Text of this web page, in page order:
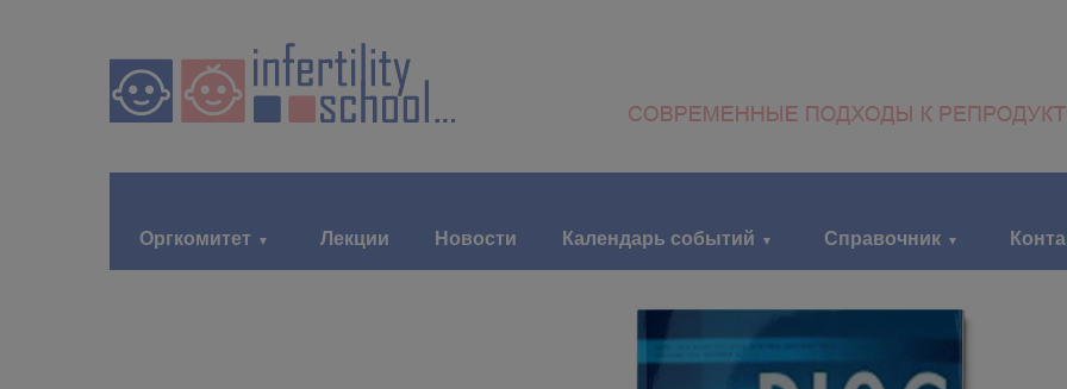
Оргкомитет Лекции Новости Календарь событий Справочник